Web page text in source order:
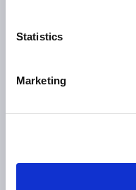
Statistics
Marketing